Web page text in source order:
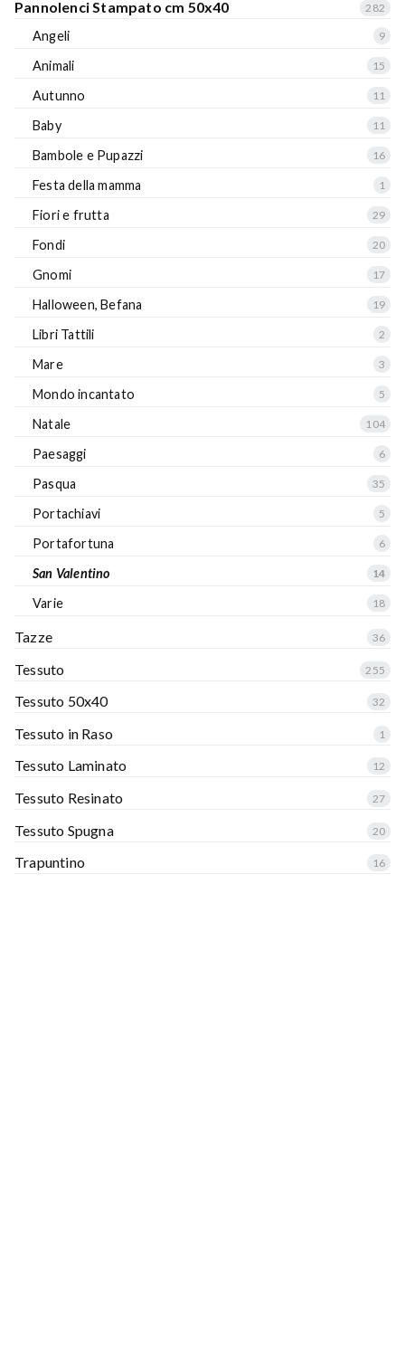
Pannolenci Stampato cm 50x40 282
Angeli 9
Animali 15
Autunno 11
Baby 11
Bambole e Pupazzi 16
Festa della mamma 1
Fiori e frutta 29
Fondi 20
Gnomi 17
Halloween, Befana 19
Libri Tattili 2
Mare 3
Mondo incantato 5
Natale 104
Paesaggi 6
Pasqua 35
Portachiavi 5
Portafortuna 6
San Valentino 14
Varie 18
Tazze 36
Tessuto 255
Tessuto 50x40 32
Tessuto in Raso 1
Tessuto Laminato 12
Tessuto Resinato 27
Tessuto Spugna 20
Trapuntino 16